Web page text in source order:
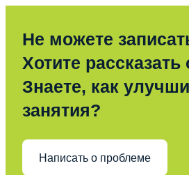
Не можете
Хотите
Знаете, как
занятия?
Написать о проблеме